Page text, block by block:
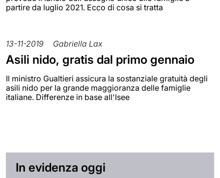
partire da luglio 2021. Ecco di cosa si tratta
13-11-2019 Gabriella Lax
Asili nido, gratis dal primo gennaio
Il ministro Gualtieri assicura la sostanziale gratuità degli
asili nido per la grande maggioranza delle famiglie
italiane. Differenze in base all'Isee
In evidenza oggi